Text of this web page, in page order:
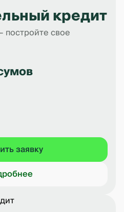
кредит
постройте свое
заявку